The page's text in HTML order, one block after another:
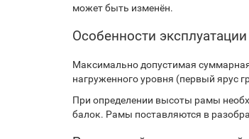
может быть изменён.
Особенности
Максимально допустимая
нагруженного уровня (первый ярус
При определении высоты рамы
балок. Рамы поставляются в